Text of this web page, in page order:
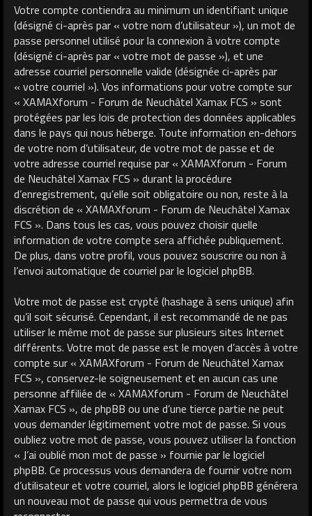
Votre compte contiendra au minimum un identifiant unique
(désigné ci-après par « votre nom d’utilisateur »), un mot de
passe personnel utilisé pour la connexion à votre compte
(désigné ci-après par « votre mot de passe »), et une
adresse courriel personnelle valide (désignée ci-après par
« votre courriel »). Vos informations pour votre compte sur
« XAMAXforum - Forum de Neuchâtel Xamax FCS » sont
protégées par les lois de protection des données applicables
dans le pays qui nous héberge. Toute information en-dehors
de votre nom d’utilisateur, de votre mot de passe et de
votre adresse courriel requise par « XAMAXforum - Forum
de Neuchâtel Xamax FCS » durant la procédure
d’enregistrement, qu’elle soit obligatoire ou non, reste à la
discrétion de « XAMAXforum - Forum de Neuchâtel Xamax
FCS ». Dans tous les cas, vous pouvez choisir quelle
information de votre compte sera affichée publiquement.
De plus, dans votre profil, vous pouvez souscrire ou non à
l’envoi automatique de courriel par le logiciel phpBB.
Votre mot de passe est crypté (hashage à sens unique) afin
qu’il soit sécurisé. Cependant, il est recommandé de ne pas
utiliser le même mot de passe sur plusieurs sites Internet
différents. Votre mot de passe est le moyen d’accès à votre
compte sur « XAMAXforum - Forum de Neuchâtel Xamax
FCS », conservez-le soigneusement et en aucun cas une
personne affiliée de « XAMAXforum - Forum de Neuchâtel
Xamax FCS », de phpBB ou une d’une tierce partie ne peut
vous demander légitimement votre mot de passe. Si vous
oubliez votre mot de passe, vous pouvez utiliser la fonction
« J’ai oublié mon mot de passe » fournie par le logiciel
phpBB. Ce processus vous demandera de fournir votre nom
d’utilisateur et votre courriel, alors le logiciel phpBB générera
un nouveau mot de passe qui vous permettra de vous